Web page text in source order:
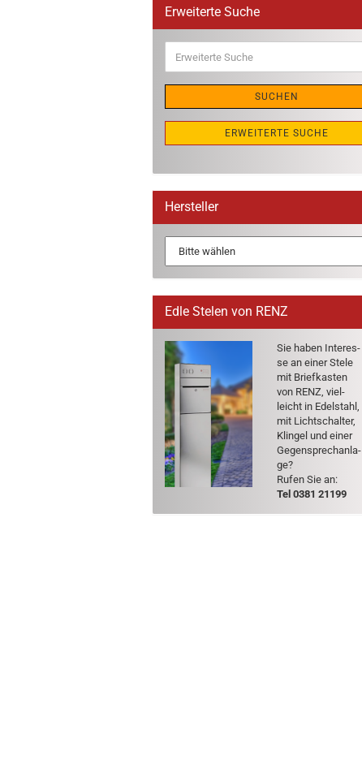
Erweiterte Suche
Suche
SUCHEN
ERWEITERTE SUCHE
Hersteller
Edle Stelen von RENZ
Sie haben In­ter­es­
se an einer Stele
mit Brief­kas­ten
von RENZ, viel­
leicht in Edel­stahl,
mit Licht­schal­ter,
Klin­gel und einer
Ge­gen­sprech­an­la­
ge?
Rufen Sie an:
Tel 0381 21199